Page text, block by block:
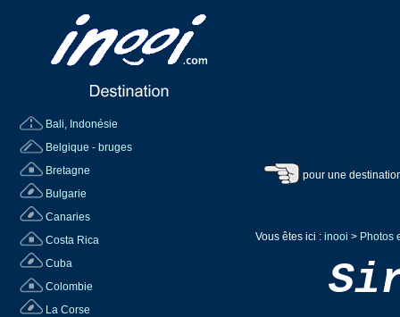
Bali, Indonésie
Belgique - bruges
Bretagne
Bulgarie
Canaries
Costa Rica
Cuba
Colombie
La Corse
pour une
Vous êtes ici : inooi > Photos